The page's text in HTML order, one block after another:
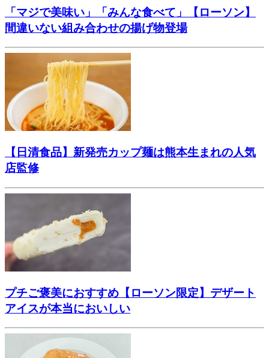
「マジで美味い」「みんな食べて」【ローソン】
間違いない組み合わせの揚げ物登場
【日清食品】新発売カップ麺は熊本生まれの人気
店監修
プチご褒美におすすめ【ローソン限定】デザート
アイスが本当においしい